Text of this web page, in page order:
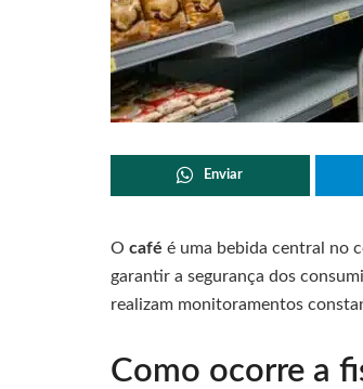
Enviar
O café é uma bebida central no
garantir a segurança dos
realizam monitoramentos
Como ocorre a